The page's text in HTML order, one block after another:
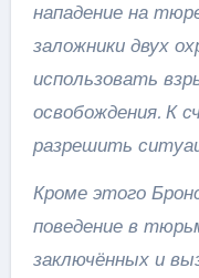
нападение на
заложники двух
использовать
освобождения. К
разрешить
Кроме этого
поведение в
заключённых и